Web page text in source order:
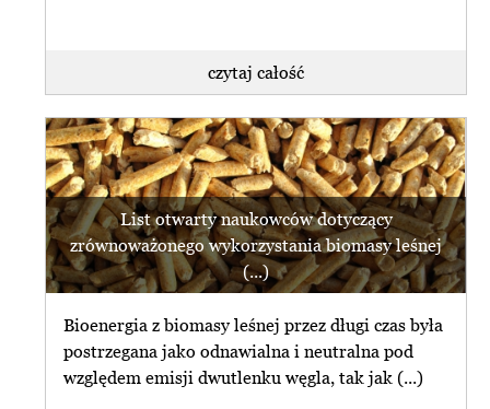
czytaj całość
List otwarty naukowców dotyczący
zrównoważonego wykorzystania biomasy leśnej
(...)
Bioenergia z biomasy leśnej przez długi czas była
postrzegana jako odnawialna i neutralna pod
względem emisji dwutlenku węgla, tak jak (...)